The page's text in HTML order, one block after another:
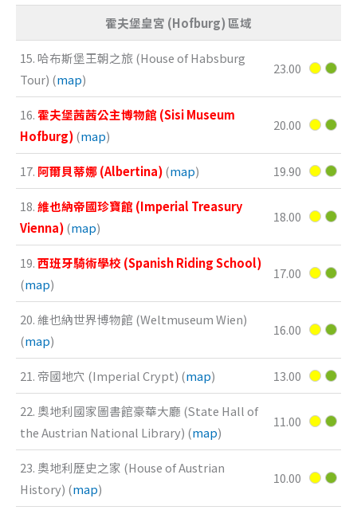
霍夫堡皇宮 (Hofburg) 區域
15. 哈布斯堡王朝之旅 (House of Habsburg
Tour) (map)
23.00
16.霍夫堡茜茜公主博物館 (Sisi Museum
Hofburg)(map)
20.00
17. 阿爾貝蒂娜 (Albertina)(map) 19.90
18.維也納帝國珍寶館 (Imperial Treasury
Vienna)(map)
18.00
19.西班牙騎術學校 (Spanish Riding School)
(map)
17.00
20. 維也納世界博物館 (Weltmuseum Wien)
(map)
16.00
21. 帝國地穴 (Imperial Crypt) (map) 13.00
22. 奧地利國家圖書館豪華大廳 (State Hall of
the Austrian National Library) (map)
11.00
23. 奧地利歷史之家 (House of Austrian
History) (map)
10.00